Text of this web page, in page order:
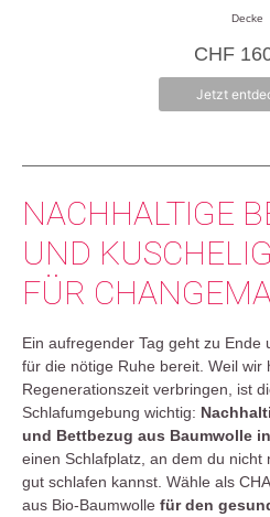
n
5
Decke
CHF
Jetzt
NACHHALTIGE
UND
FÜR
Ein aufregender Tag geht zu Ende
für die nötige Ruhe bereit. Weil wir
Regenerationszeit verbringen, ist
Schlafumgebung wichtig:
und Bettbezug aus Baumwolle
einen Schlafplatz, an dem du
gut schlafen kannst. Wähle als
aus Bio-Baumwolle für den